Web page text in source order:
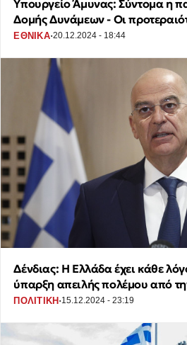
Υπουργείο Άμυνας: Σύντομα η
Δομής Δυνάμεων - Οι
ΕΘΝΙΚΑ·20.12.2024 - 18:44
Δένδιας: Η Ελλάδα έχει κάθε
ύπαρξη απειλής πολέμου από
ΠΟΛΙΤΙΚΗ ·15.12.2024 - 23:19